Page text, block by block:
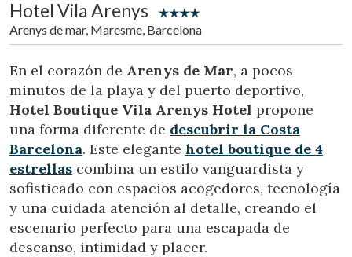
Hotel Vila Arenys
Arenys de mar, Maresme, Barcelona
En el corazón de Arenys de Mar, a pocos
minutos de la playa y del puerto deportivo,
Hotel Boutique Vila Arenys Hotel propone
una forma diferente de descubrir la Costa
Barcelona. Este elegante hotel boutique de 4
estrellas combina un estilo vanguardista y
sofisticado con espacios acogedores, tecnología
y una cuidada atención al detalle, creando el
escenario perfecto para una escapada de
descanso, intimidad y placer.